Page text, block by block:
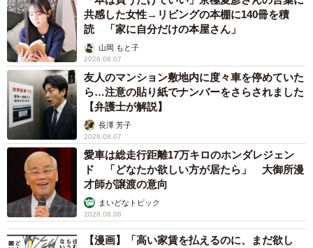
共感した女性→リビングの本棚に140冊を積
読 「家に自分だけの本屋さん」
山岡 もと子
2026.08.07
友人のマンション敷地内に度々車を停めていた
ら…注意の貼り紙でナンバーをさらされました
【弁護士が解説】
長澤 芳子
2026.08.07
愛車は総走行距離17万キロのホンダレジェン
ド 「どなたか欲しい方が居たら」 大御所漫
才師が譲渡の意向
まいどなトピック
2026.08.06
【漫画】「高い家賃を払えるのに、まだ欲し